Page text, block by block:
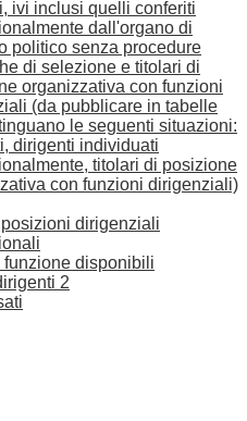
ivi inclusi quelli conferiti
dall'organo di
politico senza procedure
di selezione e titolari di
organizzativa con funzioni
(da pubblicare in tabelle
le seguenti situazioni:
dirigenti individuati
titolari di posizione
con funzioni dirigenziali)
dirigenziali
funzione disponibili
2